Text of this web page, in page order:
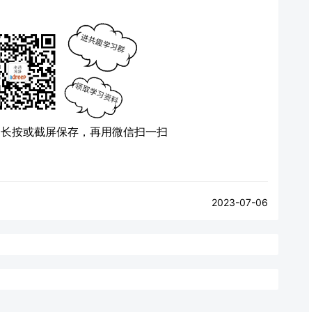
长按或截屏保存，再用微信扫一扫
2023-07-06